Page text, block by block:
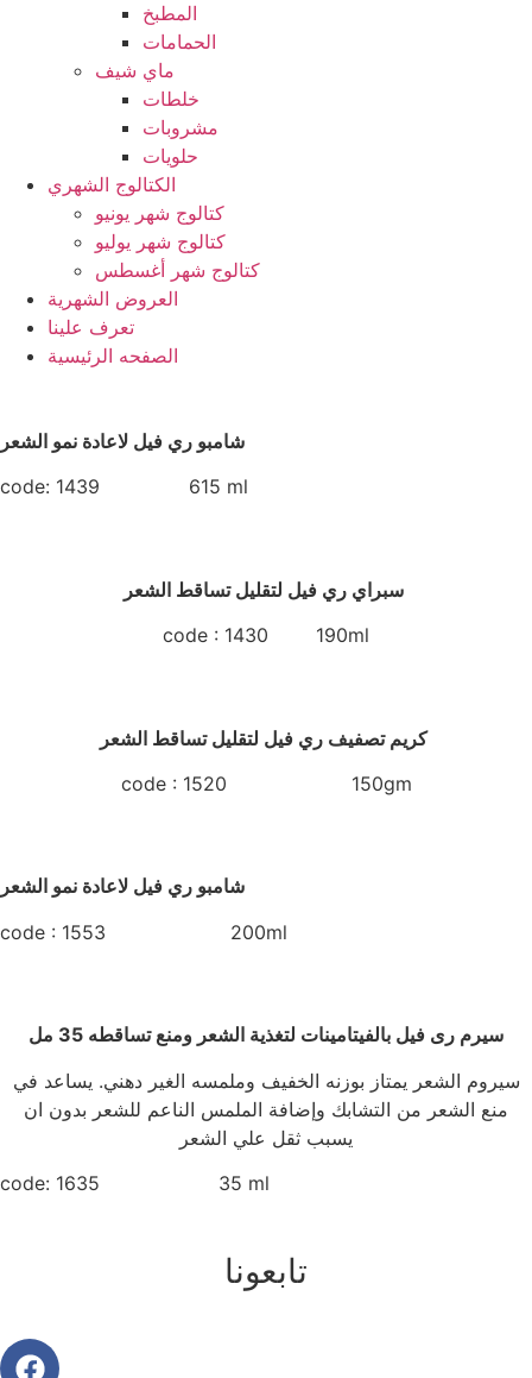
المطبخ
الحمامات
ماي شيف
خلطات
مشروبات
حلويات
الكتالوج الشهري
كتالوج شهر يونيو
كتالوج شهر يوليو
كتالوج شهر أغسطس
العروض الشهرية
تعرف علينا
الصفحه الرئيسية
code: 1439 615 ml
code : 1430 190ml
كريم تصفيف ري فيل لتقليل تساقط الشعر
code : 1520 150gm
code : 1553 200ml
سيرم رى فيل بالفيتامينات لتغذية الشعر ومنع تساقطه 35 مل
سيروم الشعر يمتاز بوزنه الخفيف وملمسه الغير دهني. يساعد في
منع الشعر من التشابك وإضافة الملمس الناعم للشعر بدون ان
يسبب ثقل علي الشعر
code: 1635 35 ml
تابعونا